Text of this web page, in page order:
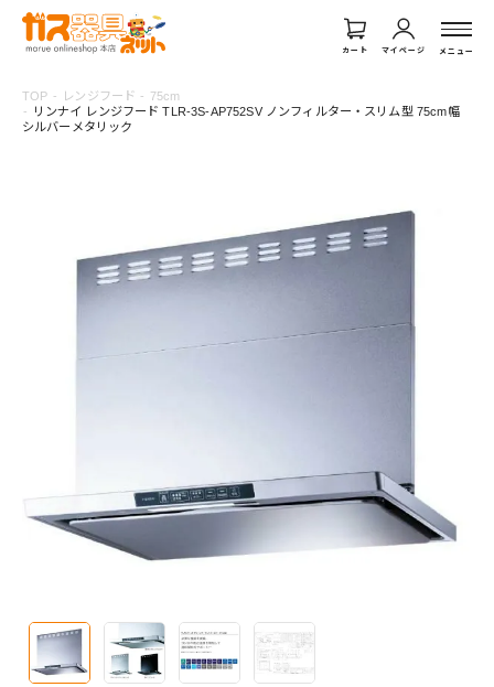
カート マイページ メニュー
TOP レンジフード
75cm
リンナイ レンジフード TLR-3S-AP752SV ノンフィルター・スリム型 75cm幅
シルバーメタリック